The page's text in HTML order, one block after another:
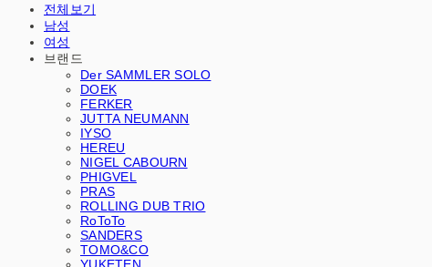
전체보기
남성
여성
브랜드
Der SAMMLER SOLO
DOEK
FERKER
JUTTA NEUMANN
IYSO
HEREU
NIGEL CABOURN
PHIGVEL
PRAS
ROLLING DUB TRIO
RoToTo
SANDERS
TOMO&CO
YUKETEN